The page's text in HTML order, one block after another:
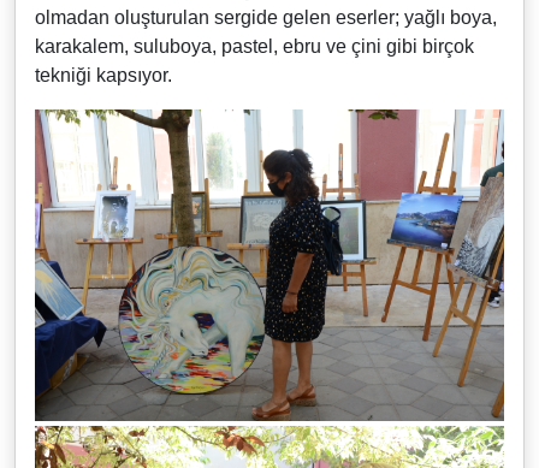
olmadan oluşturulan sergide gelen eserler; yağlı boya,
karakalem, suluboya, pastel, ebru ve çini gibi birçok
tekniği kapsıyor.